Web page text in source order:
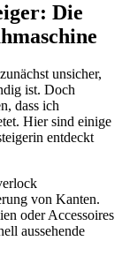
Die
unsicher,
ist. Doch
dass ich
Hier sind einige
entdeckt
von Kanten.
oder Accessoires
aussehende